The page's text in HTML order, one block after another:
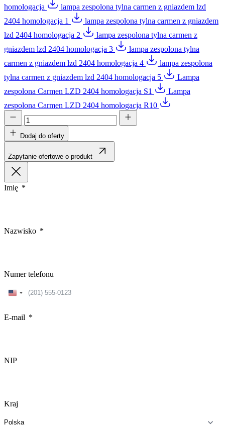
homologacja
lampa zespolona tylna carmen z gniazdem lzd
2404 homologacja 1
lampa zespolona tylna carmen z gniazdem
lzd 2404 homologacja 2
lampa zespolona tylna carmen z
gniazdem lzd 2404 homologacja 3
lampa zespolona tylna
carmen z gniazdem lzd 2404 homologacja 4
lampa zespolona
tylna carmen z gniazdem lzd 2404 homologacja 5
Lampa
zespolona Carmen LZD 2404 homologacja S1
Lampa
zespolona Carmen LZD 2404 homologacja R10
Dodaj do oferty
Zapytanie ofertowe o produkt
Imię
Nazwisko
Numer telefonu
United
E-mail
NIP
Kraj